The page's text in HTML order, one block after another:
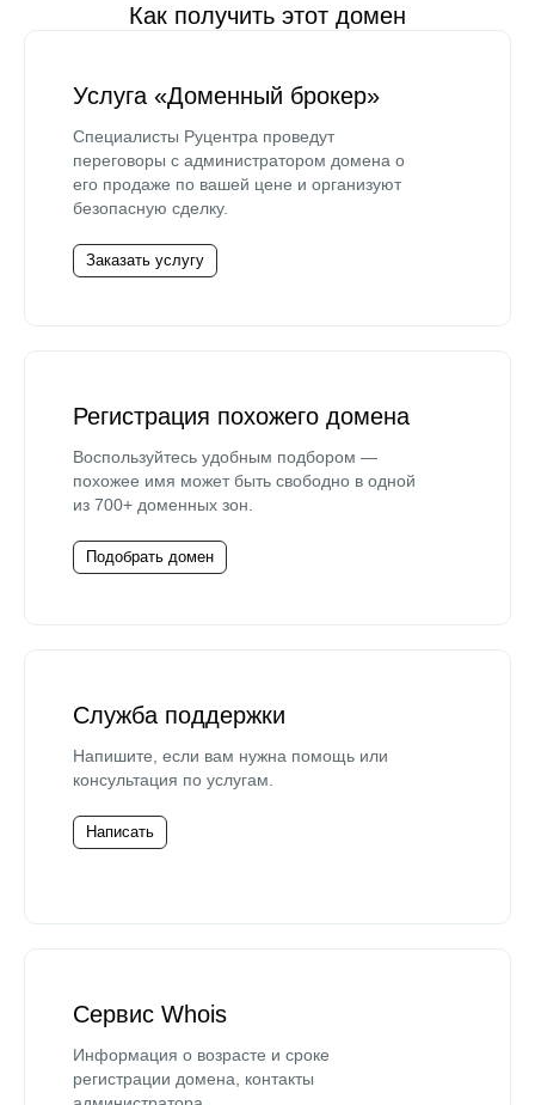
Как получить этот домен
Услуга «Доменный брокер»
Специалисты Руцентра проведут
переговоры с администратором домена о
его продаже по вашей цене и организуют
безопасную сделку.
Заказать услугу
Регистрация похожего домена
Воспользуйтесь удобным подбором —
похожее имя может быть свободно в одной
из 700+ доменных зон.
Подобрать домен
Служба поддержки
Напишите, если вам нужна помощь или
консультация по услугам.
Написать
Сервис Whois
Информация о возрасте и сроке
регистрации домена, контакты